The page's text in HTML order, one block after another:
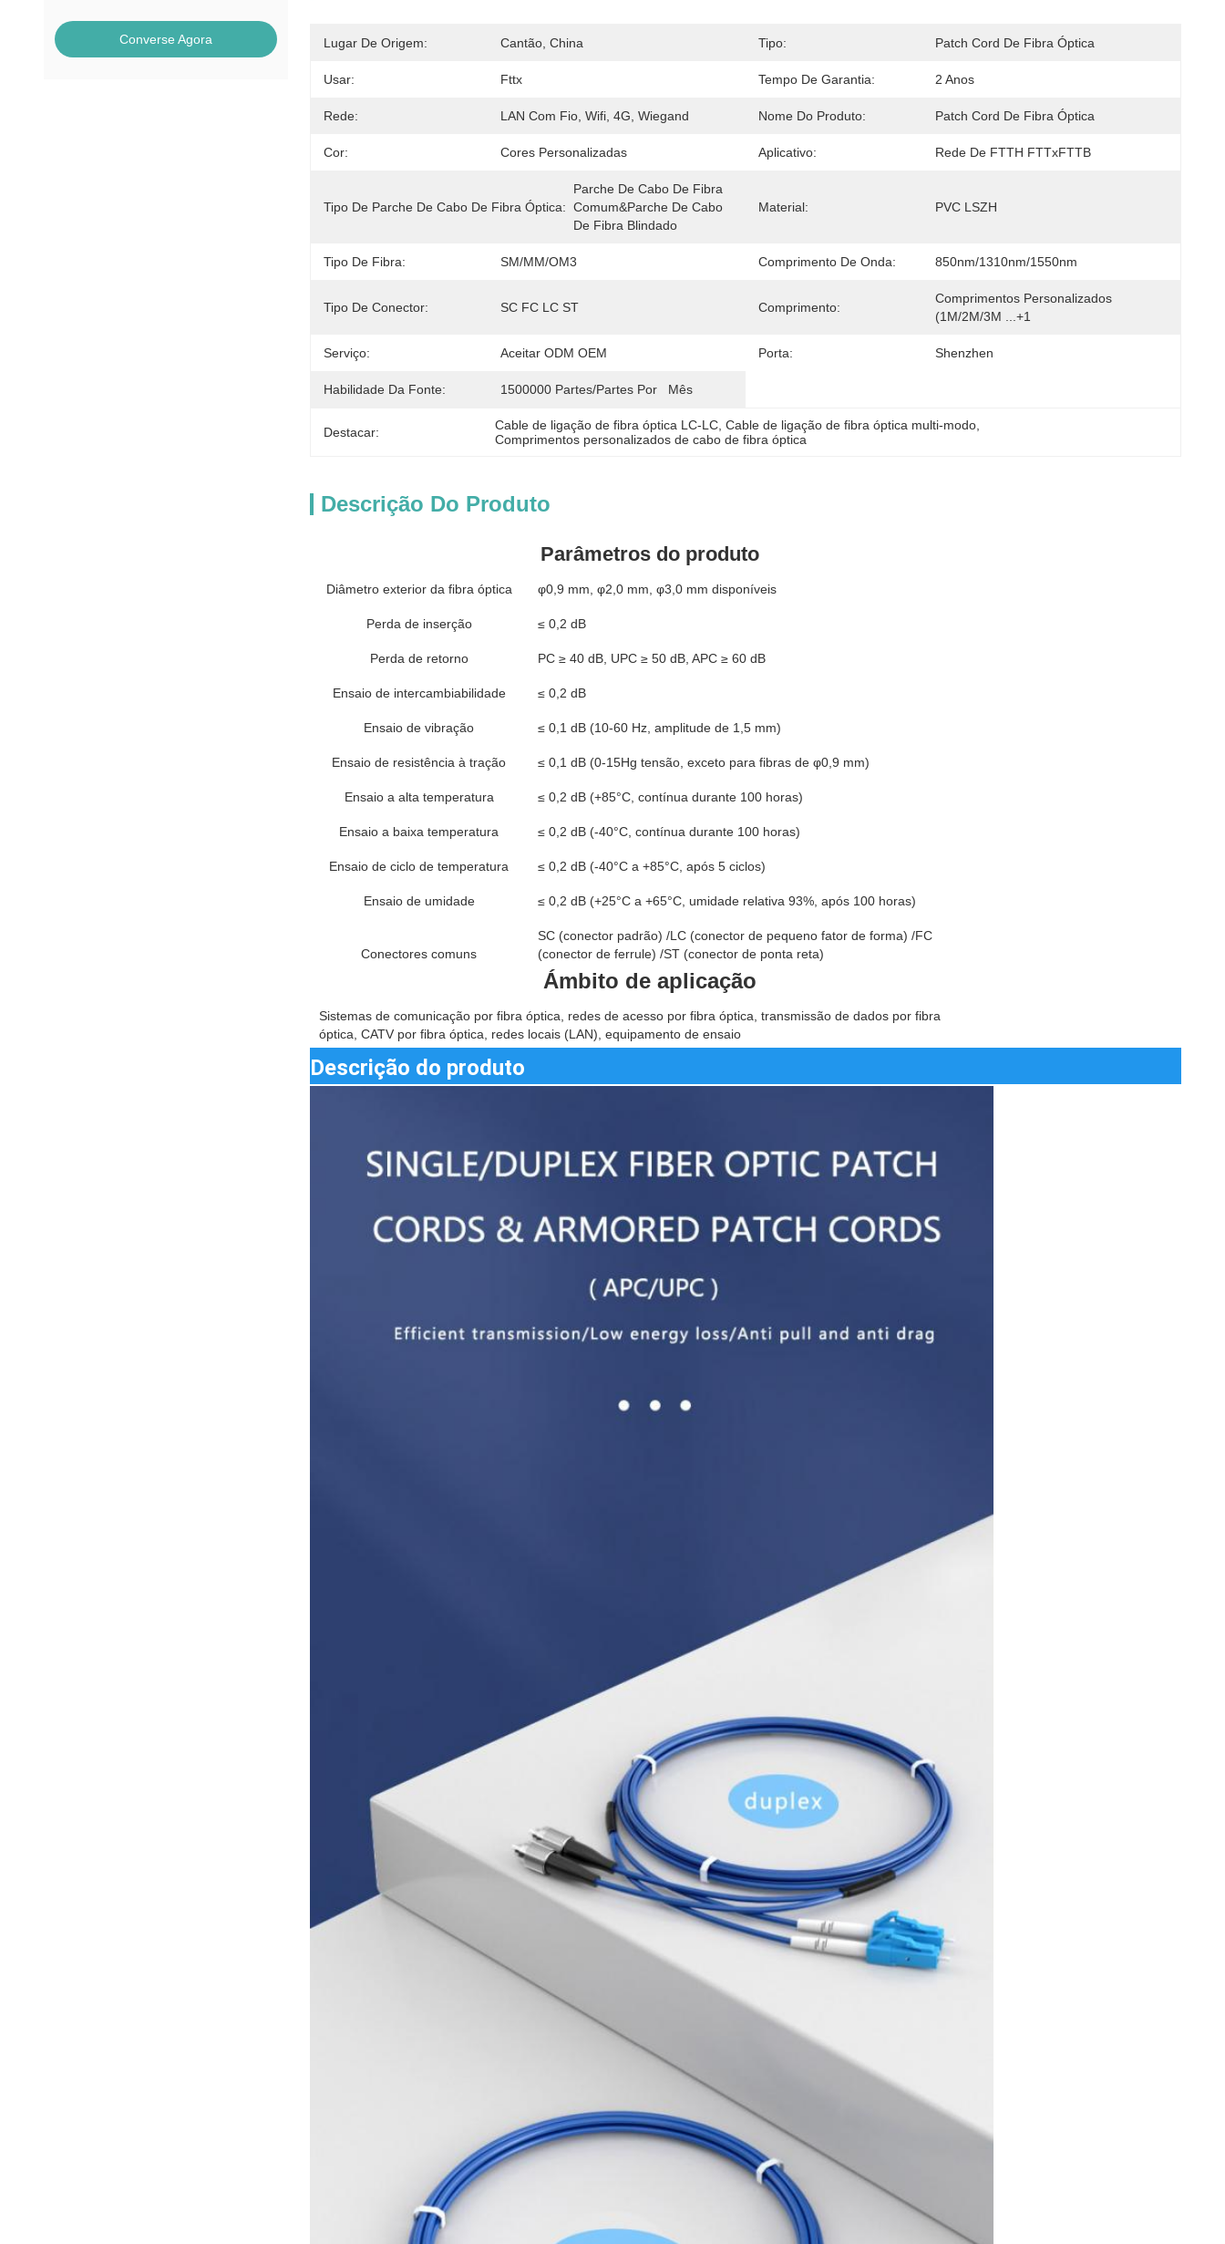
Converse Agora Lugar De Origem: Cantão, China Tipo: Patch Cord De Fibra Óptica
Usar: Fttx Tempo De Garantia: 2 Anos
Rede: LAN Com Fio, Wifi, 4G, Wiegand Nome Do Produto: Patch Cord De Fibra Óptica
Cor: Cores Personalizadas Aplicativo: Rede De FTTH FTTxFTTB
Tipo De Parche De Cabo De Fibra Óptica:
Parche De Cabo De Fibra
Comum&Parche De Cabo
De Fibra Blindado
Material: PVC LSZH
Tipo De Fibra: SM/MM/OM3 Comprimento De Onda: 850nm/1310nm/1550nm
Tipo De Conector: SC FC LC ST Comprimento:
Comprimentos Personalizados
(1M/2M/3M ...+1
Serviço: Aceitar ODM OEM Porta: Shenzhen
Habilidade Da Fonte: 1500000 Partes/partes Por   Mês
Destacar: Cable de ligação de fibra óptica LC-LC , Cable de ligação de fibra óptica multi-modo
Comprimentos personalizados de cabo de fibra óptica
Descrição Do Produto
Parâmetros do produto
Diâmetro exterior da fibra óptica φ0,9 mm, φ2,0 mm, φ3,0 mm disponíveis
Perda de inserção ≤ 0,2 dB
Perda de retorno PC ≥ 40 dB, UPC ≥ 50 dB, APC ≥ 60 dB
Ensaio de intercambiabilidade ≤ 0,2 dB
Ensaio de vibração ≤ 0,1 dB (10-60 Hz, amplitude de 1,5 mm)
Ensaio de resistência à tração ≤ 0,1 dB (0-15Hg tensão, exceto para fibras de φ0,9 mm)
Ensaio a alta temperatura ≤ 0,2 dB (+85°C, contínua durante 100 horas)
Ensaio a baixa temperatura ≤ 0,2 dB (-40°C, contínua durante 100 horas)
Ensaio de ciclo de temperatura ≤ 0,2 dB (-40°C a +85°C, após 5 ciclos)
Ensaio de umidade ≤ 0,2 dB (+25°C a +65°C, umidade relativa 93%, após 100 horas)
Conectores comuns
SC (conector padrão) /LC (conector de pequeno fator de forma) /FC
(conector de ferrule) /ST (conector de ponta reta)
Ámbito de aplicação
Sistemas de comunicação por fibra óptica, redes de acesso por fibra óptica, transmissão de dados por fibra
óptica, CATV por fibra óptica, redes locais (LAN), equipamento de ensaio
Descrição do produto